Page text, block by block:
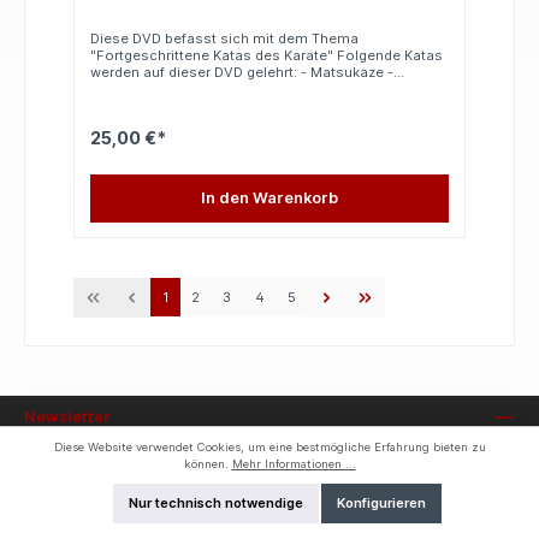
Diese DVD befasst sich mit dem Thema
"Fortgeschrittene Katas des Karate" Folgende Katas
werden auf dieser DVD gelehrt: - Matsukaze -
verschiedenen Blickwinkeln gezeigt, somit ist bis ins
Sprache (ohne Englischkenntnisse leicht
25,00 €*
In den Warenkorb
1 2 3 4 5
Newsletter
Informationen
Diese Website verwendet Cookies, um eine bestmögliche Erfahrung bieten zu
können.
Mehr Informationen ...
Nur technisch notwendige Konfigurieren